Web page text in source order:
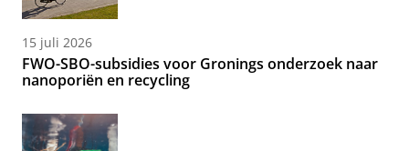
15 juli 2026
FWO-SBO-subsidies voor Gronings onderzoek naar
nanoporiën en recycling